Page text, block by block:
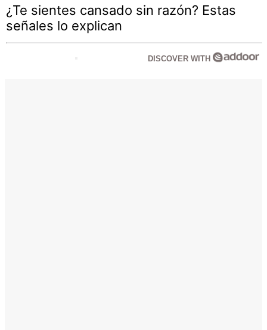
¿Te sientes cansado sin razón? Estas
señales lo explican
DISCOVER WITH